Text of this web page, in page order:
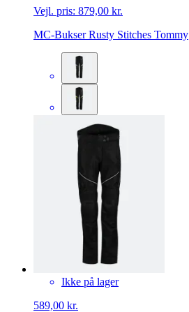
Vejl. pris: 879,00 kr.
MC-Bukser Rusty Stitches Tommy
Ikke på lager
589,00 kr.